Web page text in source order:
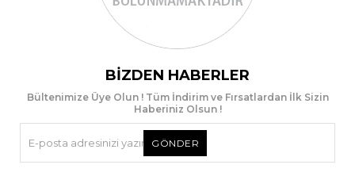
BIZDEN HABERLER
Bültenimize Üye Olun ! Tüm İndirim ve Fırsatlardan İlk Sizin
Haberiniz Olsun !
GÖNDER